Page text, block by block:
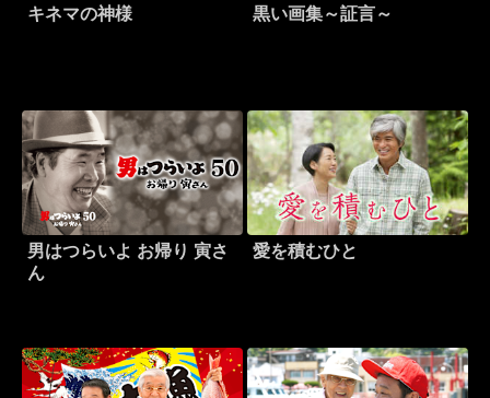
キネマの神様 黒い画集～証言～
男はつらいよ お帰り 寅さ
ん
愛を積むひと